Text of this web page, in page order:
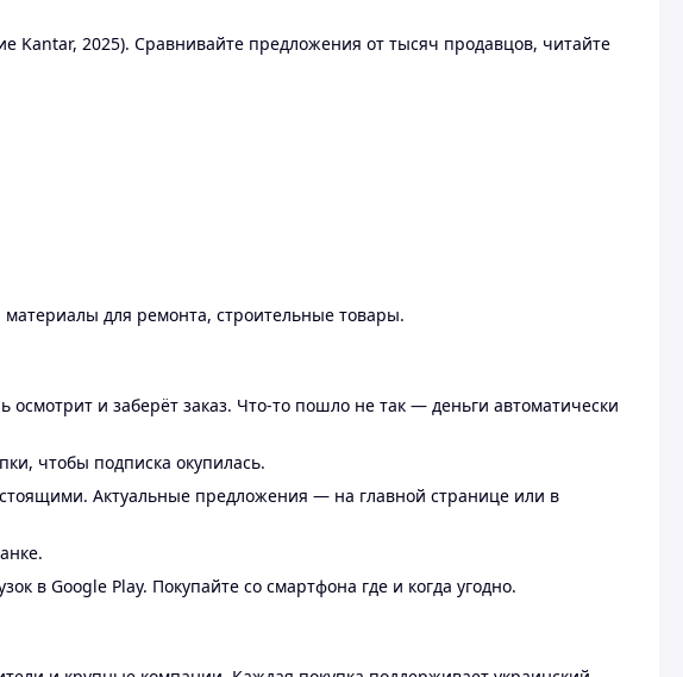
Kantar, 2025). Сравнивайте предложения от тысяч продавцов, читайте
для ремонта, строительные товары.
и заберёт заказ. Что-то пошло не так — деньги автоматически
чтобы подписка окупилась.
Актуальные предложения — на главной странице или в
в Google Play. Покупайте со смартфона где и когда угодно.